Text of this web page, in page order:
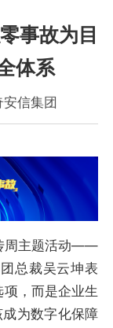
事故为目
体系
信集团
周主题活动——
总裁吴云坤表
，而是企业生
为数字化保障